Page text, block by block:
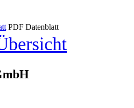
PDF Datenblatt